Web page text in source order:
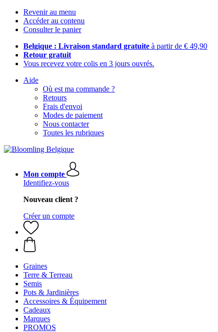
Revenir au menu
Accéder au contenu
Consulter le panier
Belgique : Livraison standard gratuite à partir de € 49,90
Retour gratuit
Vous recevez votre colis en 3 jours ouvrés.
Aide
Où est ma commande ?
Retours
Frais d'envoi
Modes de paiement
Nous contacter
Toutes les rubriques
Mon compte
Identifiez-vous
Nouveau client ?
Créer un compte
Graines
Terre & Terreau
Semis
Pots & Jardinières
Accessoires & Équipement
Cadeaux
Marques
PROMOS